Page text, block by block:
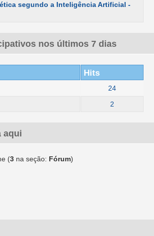
segundo a Inteligência Artificial -
nos últimos 7 dias
Hits
24
2
aqui
(3 na seção: Fórum)